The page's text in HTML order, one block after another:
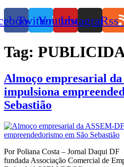
TwitterYoutubeInstagramRss
Tag:
Almoço empresarial
impulsiona
Sebastião
Por Poliana Costa – Jornal Daqui DF
fundada Associação Comercial de